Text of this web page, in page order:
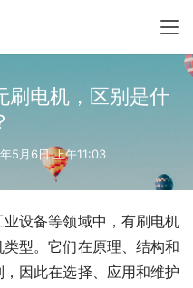
刷电机，区别是什
5月6日 上午11:03
设备等领域中，有刷电机
型。它们在原理、结构和
因此在选择、应用和维护